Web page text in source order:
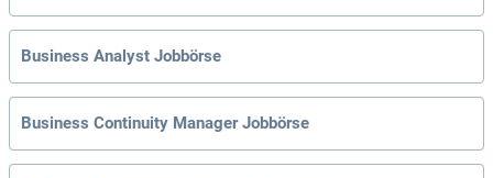
Business Analyst Jobbörse
Business Continuity Manager Jobbörse